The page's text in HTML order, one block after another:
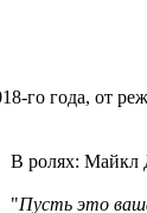
го года, от
В ролях: Майкл
"Пусть это